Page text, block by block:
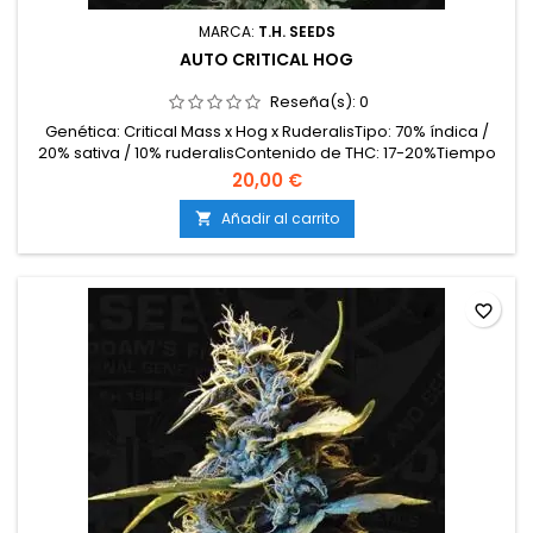
MARCA: T.H. SEEDS
AUTO CRITICAL HOG
Reseña(s): 0
Genética: Critical Mass x Hog x RuderalisTipo: 70% índica /
20% sativa / 10% ruderalisContenido de THC: 17-20%Tiempo
total de cultivo: 8-9 semanas desde germinaciónProducción
en interior: hasta 500 g/m²Producción en exterior: 120-160
g/plantaAltura: 80-120 cm en interior; hasta 150 cm en
exteriorAromas y sabores: Dulces, terrosos,...
20,00 €
 Añadir al carrito
favorite_border